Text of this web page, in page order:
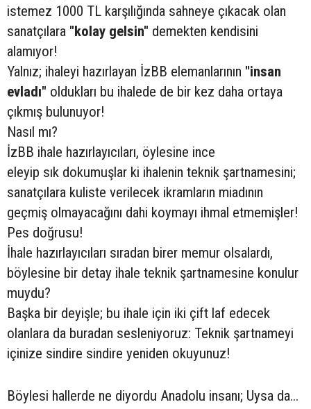
istemez 1000 TL karşılığında sahneye çıkacak olan
sanatçılara "kolay gelsin" demekten kendisini
alamıyor!
Yalnız; ihaleyi hazırlayan İzBB elemanlarının "insan
evladı" oldukları bu ihalede de bir kez daha ortaya
çıkmış bulunuyor!
Nasıl mı?
İzBB ihale hazırlayıcıları, öylesine ince
eleyip sık dokumuşlar ki ihalenin teknik şartnamesini;
sanatçılara kuliste verilecek ikramların miadının
geçmiş olmayacağını dahi koymayı ihmal etmemişler!
Pes doğrusu!
İhale hazırlayıcıları sıradan birer memur olsalardı,
böylesine bir detay ihale teknik şartnamesine konulur
muydu?
Başka bir deyişle; bu ihale için iki çift laf edecek
olanlara da buradan sesleniyoruz: Teknik şartnameyi
içinize sindire sindire yeniden okuyunuz!
Böylesi hallerde ne diyordu Anadolu insanı; Uysa da...